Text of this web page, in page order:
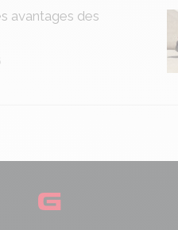
avantages des